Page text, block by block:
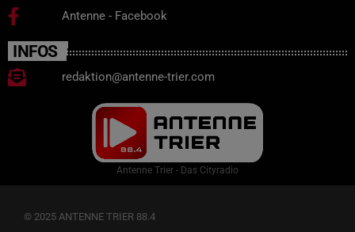
Antenne - Facebook
INFOS
redaktion@antenne-trier.com
Antenne Trier - Das Cityradio
© 2025 ANTENNE TRIER 88.4